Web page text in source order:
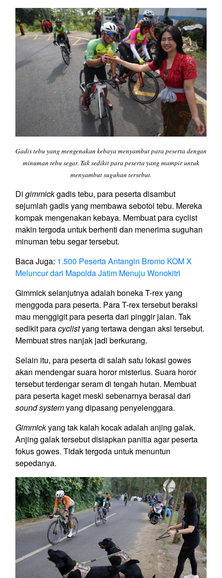
Gadis tebu yang mengenakan kebaya menyambut para peserta dengan
minuman tebu segar. Tak sedikit para peserta yang mampir untuk
menyambut suguhan tersebut.
Di gimmickgadis tebu, para peserta disambut
sejumlah gadis yang membawa sebotol tebu. Mereka
kompak mengenakan kebaya. Membuat para cyclist
makin tergoda untuk berhenti dan menerima suguhan
minuman tebu segar tersebut.
Baca Juga: 1.500 Peserta Antangin Bromo KOM X
Meluncur dari Mapolda Jatim Menuju Wonokitri
Gimmick selanjutnya adalah boneka T-rex yang
menggoda para peserta. Para T-rex tersebut beraksi
mau menggigit para peserta dari pinggir jalan. Tak
sedikit paracyclistyang tertawa dengan aksi tersebut.
Membuat stres nanjak jadi berkurang.
Selain itu, para peserta di salah satu lokasi gowes
akan mendengar suara horor misterius. Suara horor
tersebut terdengar seram di tengah hutan. Membuat
para peserta kaget meski sebenarnya berasal dari
sound systemyang dipasang penyelenggara.
Gimmickyang tak kalah kocak adalah anjing galak.
Anjing galak tersebut disiapkan panitia agar peserta
fokus gowes. Tidak tergoda untuk menuntun
sepedanya.